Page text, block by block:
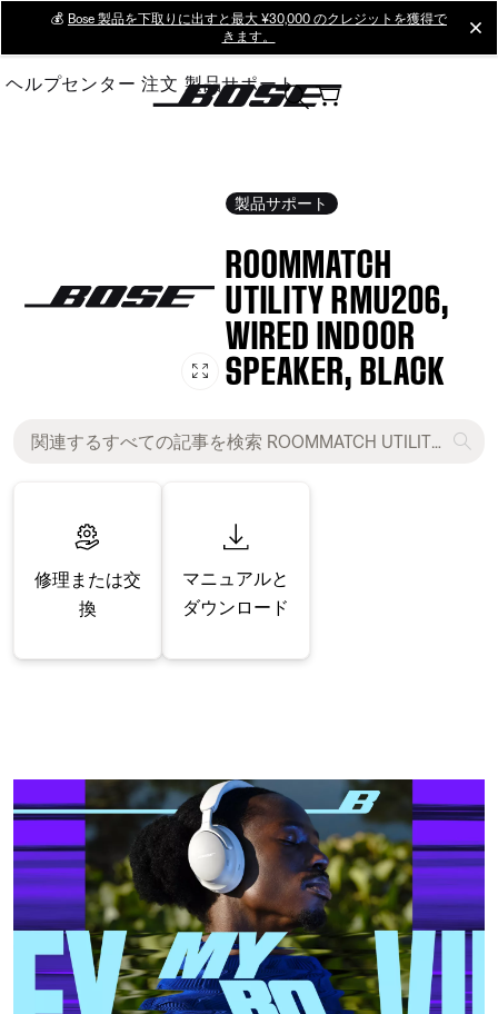
Main
💰 Bose 製品を下取りに出すと最大 ¥30,000 のクレジットを獲得で
きます。
ヘルプセンター 注文 製品サポート
製品サポート
ROOMMATCH
UTILITY RMU206,
WIRED INDOOR
SPEAKER, BLACK
修理または交
換
マニュアルと
ダウンロード